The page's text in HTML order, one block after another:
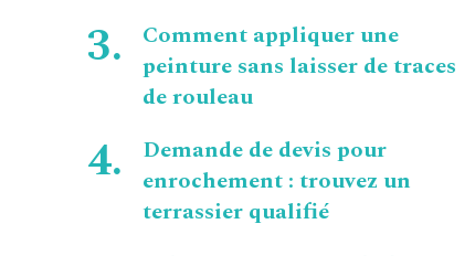
Comment appliquer une
peinture sans laisser de traces
de rouleau
Demande de devis pour
enrochement : trouvez un
terrassier qualifié